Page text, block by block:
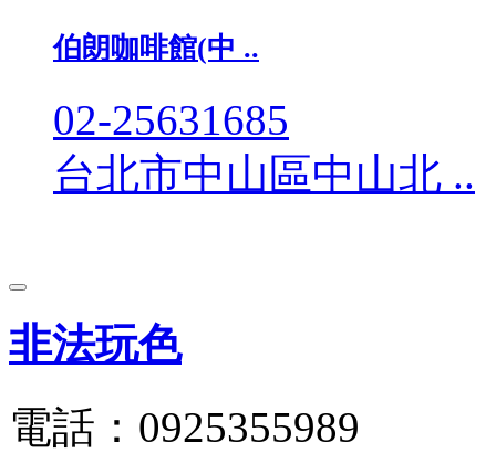
伯朗咖啡館(中 ..
02-25631685
台北市中山區中山北 ..
非法玩色
電話：0925355989